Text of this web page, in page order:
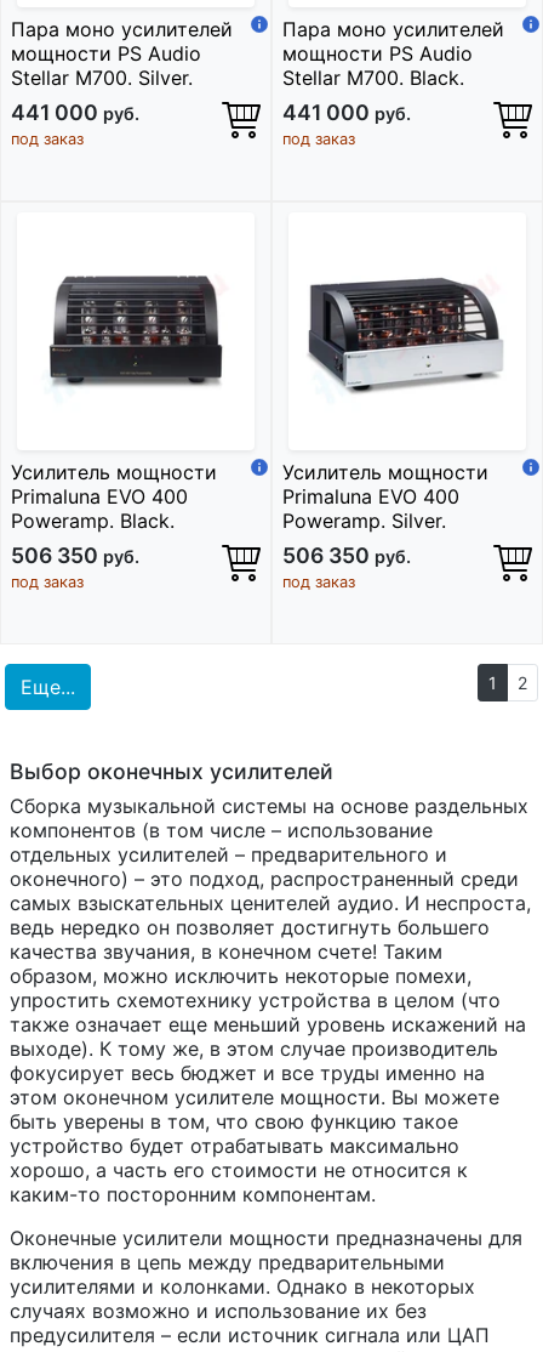
Пара моно усилителей
мощности PS Audio
Stellar M700. Silver.
441 000 руб.
под заказ
Пара моно усилителей
мощности PS Audio
Stellar M700. Black.
441 000 руб.
под заказ
Усилитель мощности
Primaluna EVO 400
Poweramp. Black.
506 350 руб.
под заказ
Усилитель мощности
Primaluna EVO 400
Poweramp. Silver.
506 350 руб.
под заказ
Еще... 1 2
Выбор оконечных усилителей
Сборка музыкальной системы на основе раздельных
компонентов (в том числе – использование
отдельных усилителей – предварительного и
оконечного) – это подход, распространенный среди
самых взыскательных ценителей аудио. И неспроста,
ведь нередко он позволяет достигнуть большего
качества звучания, в конечном счете! Таким
образом, можно исключить некоторые помехи,
упростить схемотехнику устройства в целом (что
также означает еще меньший уровень искажений на
выходе). К тому же, в этом случае производитель
фокусирует весь бюджет и все труды именно на
этом оконечном усилителе мощности. Вы можете
быть уверены в том, что свою функцию такое
устройство будет отрабатывать максимально
хорошо, а часть его стоимости не относится к
каким-то посторонним компонентам.
Оконечные усилители мощности предназначены для
включения в цепь между предварительными
усилителями и колонками. Однако в некоторых
случаях возможно и использование их без
предусилителя – если источник сигнала или ЦАП